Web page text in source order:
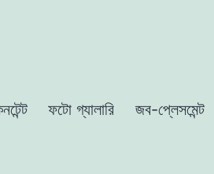
ফটো গ্যালারি জব-প্লেসমেন্ট